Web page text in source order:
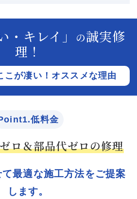
・キレイ」 の誠実修
理！
こが凄い！オススメな理由
低料金
ロ＆部品代ゼロの修理
最適な施工方法をご提案
します。